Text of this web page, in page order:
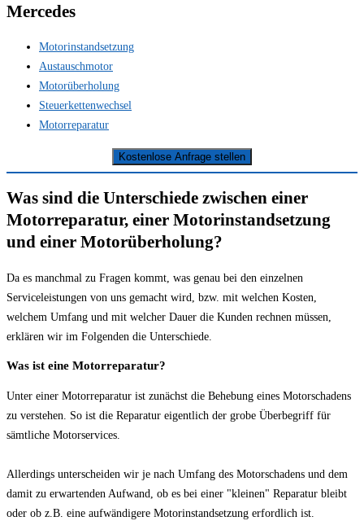
Mercedes
Motorinstandsetzung
Austauschmotor
Motorüberholung
Steuerkettenwechsel
Motorreparatur
Kostenlose Anfrage stellen
Was sind die Unter­schiede zwischen einer
Motorreparatur, einer Motorinstand­setzung
und einer Motorüberholung?
Da es manchmal zu Fragen kommt, was genau bei den einzelnen
Serviceleistungen von uns gemacht wird, bzw. mit welchen Kosten,
welchem Umfang und mit welcher Dauer die Kunden rechnen müssen,
erklären wir im Folgenden die Unterschiede.
Was ist eine Motorreparatur?
Unter einer Motorreparatur ist zunächst die Behebung eines Motorschadens
zu verstehen. So ist die Reparatur eigentlich der grobe Überbegriff für
sämtliche Motorservices.
Allerdings unterscheiden wir je nach Umfang des Motorschadens und dem
damit zu erwartenden Aufwand, ob es bei einer "kleinen" Reparatur bleibt
oder ob z.B. eine aufwändigere Motorinstandsetzung erfordlich ist.